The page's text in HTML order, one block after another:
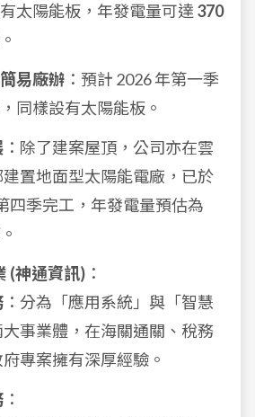
太陽能板，年發電量可達 370
。
易廠辦 ：預計 2026 年第一季
同樣設有太陽能板。
：除了建案屋頂，公司亦在雲
置地面型太陽能電廠，已於
四季完工，年發電量預估為
。
(神通資訊) ：
：分為「應用系統」與「智慧
事業體，在海關通關、稅務
專案擁有深厚經驗。
：